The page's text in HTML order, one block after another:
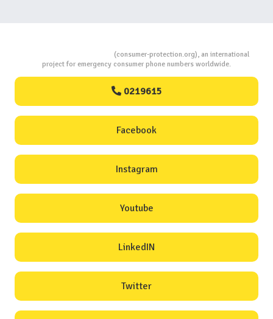
(consumer-protection.org), an international
project for emergency consumer phone numbers worldwide.
0219615
Facebook
Instagram
Youtube
LinkedIN
Twitter